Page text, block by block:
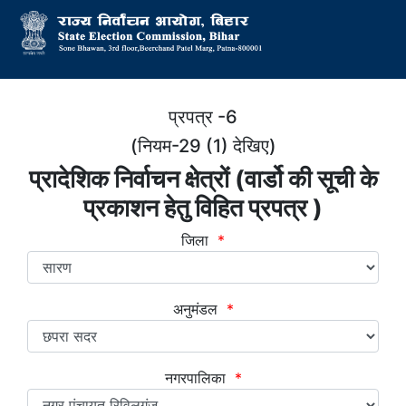
प्रपत्र -6
(नियम-29 (1) देखिए)
प्रादेशिक निर्वाचन क्षेत्रों (वार्डो की सूची के
प्रकाशन हेतु विहित प्रपत्र )
जिला *
अनुमंडल *
नगरपालिका *